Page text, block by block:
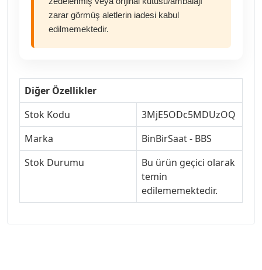
zarar görmüş aletlerin iadesi kabul
edilmemektedir.
Diğer Özellikler
Stok Kodu
3MjE5ODc5MDUzOQ
Marka
BinBirSaat - BBS
Stok Durumu
Bu ürün geçici olarak
temin
edilememektedir.